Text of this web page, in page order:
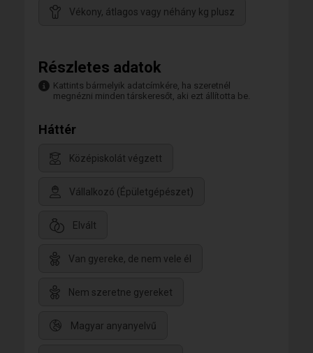
Vékony, átlagos vagy néhány kg plusz
Részletes adatok
Kattints bármelyik adatcímkére, ha szeretnél
megnézni minden társkeresőt, aki ezt állította be.
Háttér
Középiskolát végzett
Vállalkozó (Épületgépészet)
Elvált
Van gyereke, de nem vele él
Nem szeretne gyereket
Magyar anyanyelvű